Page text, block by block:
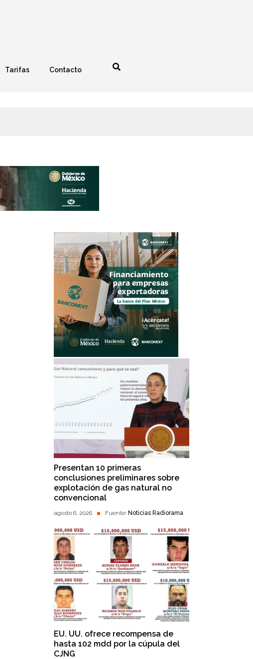
Tarifas Contacto
Presentan 10 primeras
conclusiones preliminares sobre
explotación de gas natural no
convencional
agosto 6, 2026 Fuente: Noticias Radiorama
EU. UU. ofrece recompensa de
hasta 102 mdd por la cúpula del
CJNG